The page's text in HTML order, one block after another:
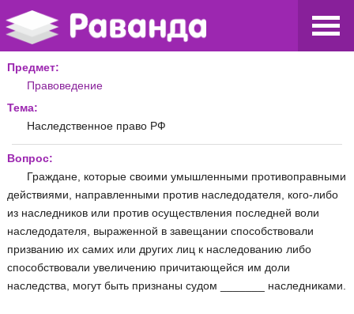
Предмет:
Правоведение
Тема:
Наследственное право РФ
Вопрос:
Граждане, которые своими умышленными противоправными
действиями, направленными против наследодателя, кого-либо
из наследников или против осуществления последней воли
наследодателя, выраженной в завещании способствовали
призванию их самих или других лиц к наследованию либо
способствовали увеличению причитающейся им доли
наследства, могут быть признаны судом _______ наследниками.